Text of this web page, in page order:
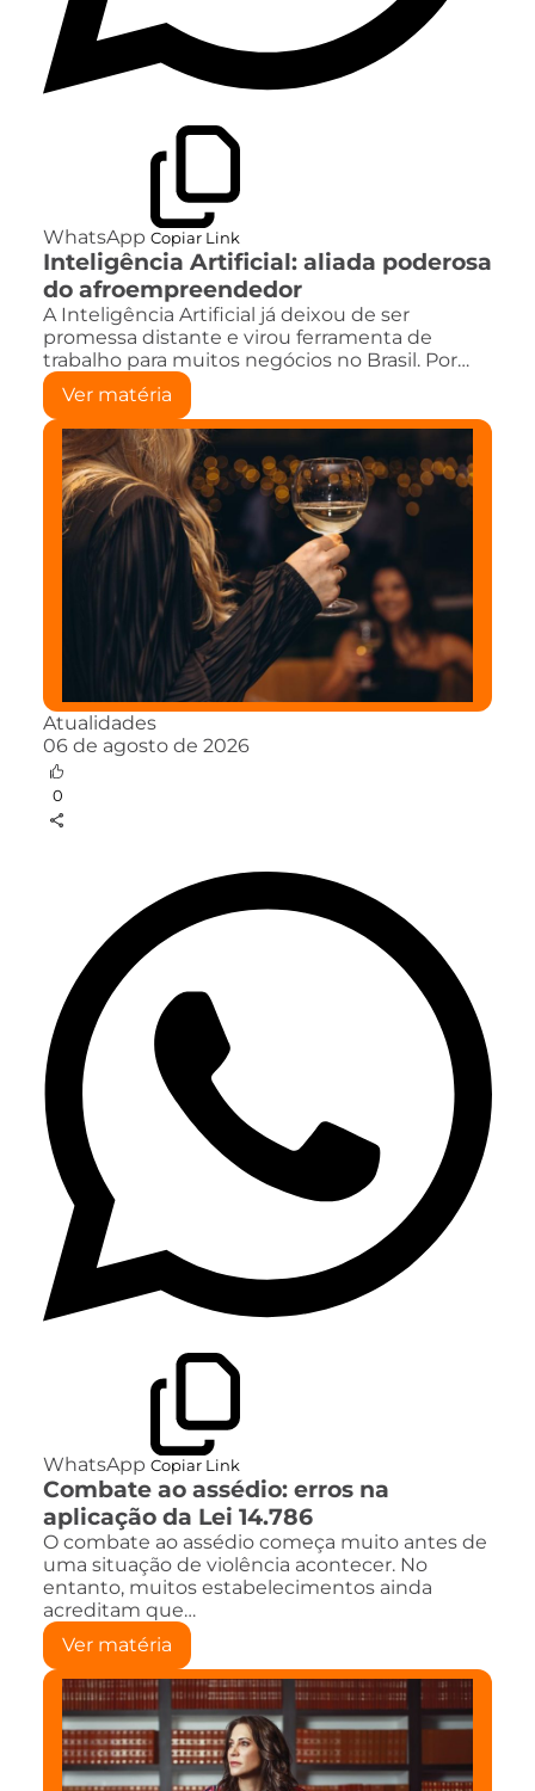
WhatsApp Copiar Link
Inteligência Artificial: aliada poderosa
do afroempreendedor
A Inteligência Artificial já deixou de ser
promessa distante e virou ferramenta de
trabalho para muitos negócios no Brasil. Por…
Ver matéria
Atualidades
06 de agosto de 2026
0
WhatsApp Copiar Link
Combate ao assédio: erros na
aplicação da Lei 14.786
O combate ao assédio começa muito antes de
uma situação de violência acontecer. No
entanto, muitos estabelecimentos ainda
acreditam que…
Ver matéria